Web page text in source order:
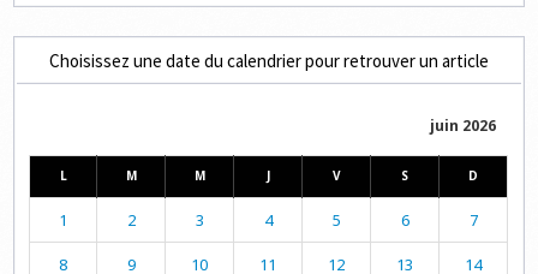
Choisissez une date du calendrier pour retrouver un article
juin 2026
L M M J V S D
1 2 3 4 5 6 7
8 9 10 11 12 13 14